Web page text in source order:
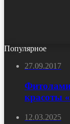
Популярное
27.09.2017
красоты
12.03.2025